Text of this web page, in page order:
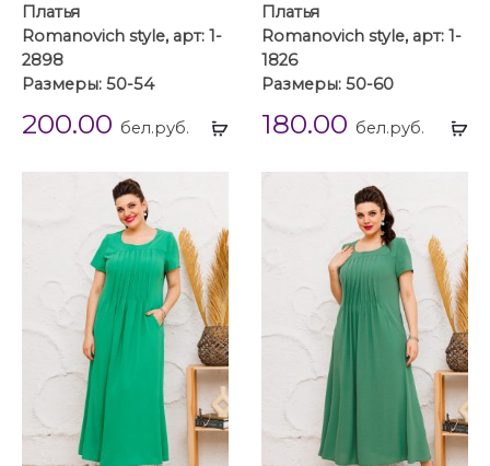
Выбрать
Платья
Romanovich style, арт: 1-
2898
Размеры: 50-54
200.00 бел.руб.
Платья
Romanovich style, арт: 1-
1826
Размеры: 50-60
180.00 бел.руб.